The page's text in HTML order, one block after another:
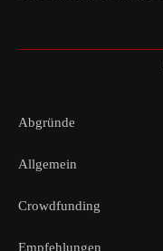
Abgründe
Allgemein
Crowdfunding
Empfehlungen